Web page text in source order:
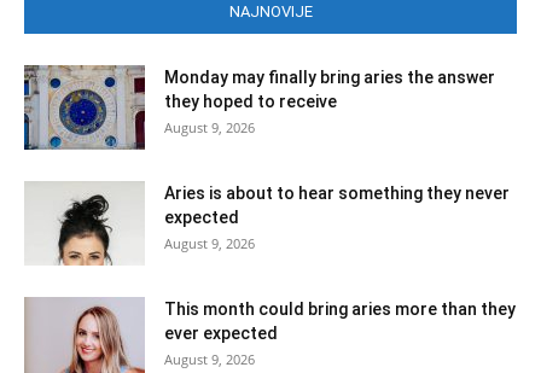
NAJNOVIJE
Monday may finally bring aries the answer
they hoped to receive
August 9, 2026
Aries is about to hear something they never
expected
August 9, 2026
This month could bring aries more than they
ever expected
August 9, 2026